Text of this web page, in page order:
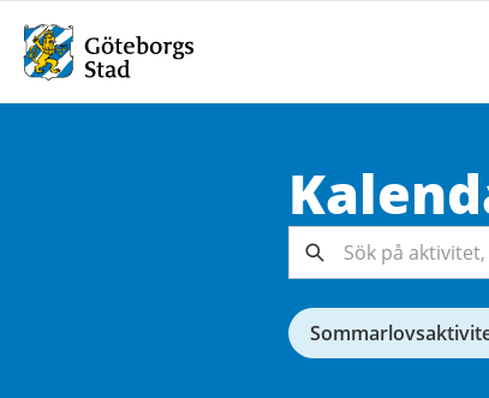
Sök på
aktivitet,
målgrupp,
arrangör...
Sök